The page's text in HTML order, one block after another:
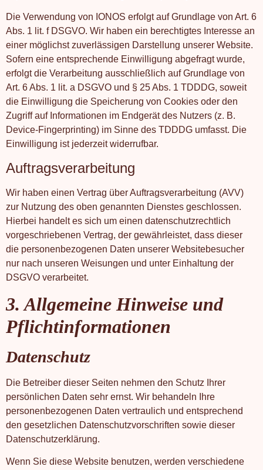
Die Verwendung von IONOS erfolgt auf Grundlage von Art. 6
Abs. 1 lit. f DSGVO. Wir haben ein berechtigtes Interesse an
einer möglichst zuverlässigen Darstellung unserer Website.
Sofern eine entsprechende Einwilligung abgefragt wurde,
erfolgt die Verarbeitung ausschließlich auf Grundlage von
Art. 6 Abs. 1 lit. a DSGVO und § 25 Abs. 1 TDDDG, soweit
die Einwilligung die Speicherung von Cookies oder den
Zugriff auf Informationen im Endgerät des Nutzers (z. B.
Device-Fingerprinting) im Sinne des TDDDG umfasst. Die
Einwilligung ist jederzeit widerrufbar.
Auftragsverarbeitung
Wir haben einen Vertrag über Auftragsverarbeitung (AVV)
zur Nutzung des oben genannten Dienstes geschlossen.
Hierbei handelt es sich um einen datenschutzrechtlich
vorgeschriebenen Vertrag, der gewährleistet, dass dieser
die personenbezogenen Daten unserer Websitebesucher
nur nach unseren Weisungen und unter Einhaltung der
DSGVO verarbeitet.
3. Allgemeine Hinweise und
Pflicht­informationen
Datenschutz
Die Betreiber dieser Seiten nehmen den Schutz Ihrer
persönlichen Daten sehr ernst. Wir behandeln Ihre
personenbezogenen Daten vertraulich und entsprechend
den gesetzlichen Datenschutzvorschriften sowie dieser
Datenschutzerklärung.
Wenn Sie diese Website benutzen, werden verschiedene